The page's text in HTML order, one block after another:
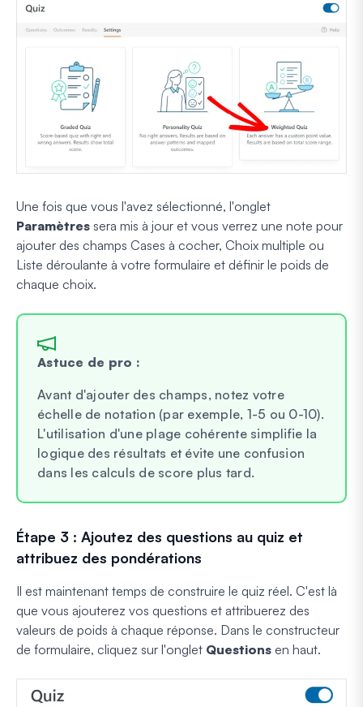
Une fois que vous l'avez sélectionné, l'onglet
Paramètres sera mis à jour et vous verrez une note pour
ajouter des champs Cases à cocher, Choix multiple ou
Liste déroulante à votre formulaire et définir le poids de
chaque choix.
Astuce de pro :
Avant d'ajouter des champs, notez votre
échelle de notation (par exemple, 1-5 ou 0-10).
L'utilisation d'une plage cohérente simplifie la
logique des résultats et évite une confusion
dans les calculs de score plus tard.
Étape 3 : Ajoutez des questions au quiz et
attribuez des pondérations
Il est maintenant temps de construire le quiz réel. C'est là
que vous ajouterez vos questions et attribuerez des
valeurs de poids à chaque réponse. Dans le constructeur
de formulaire, cliquez sur l'onglet Questions en haut.